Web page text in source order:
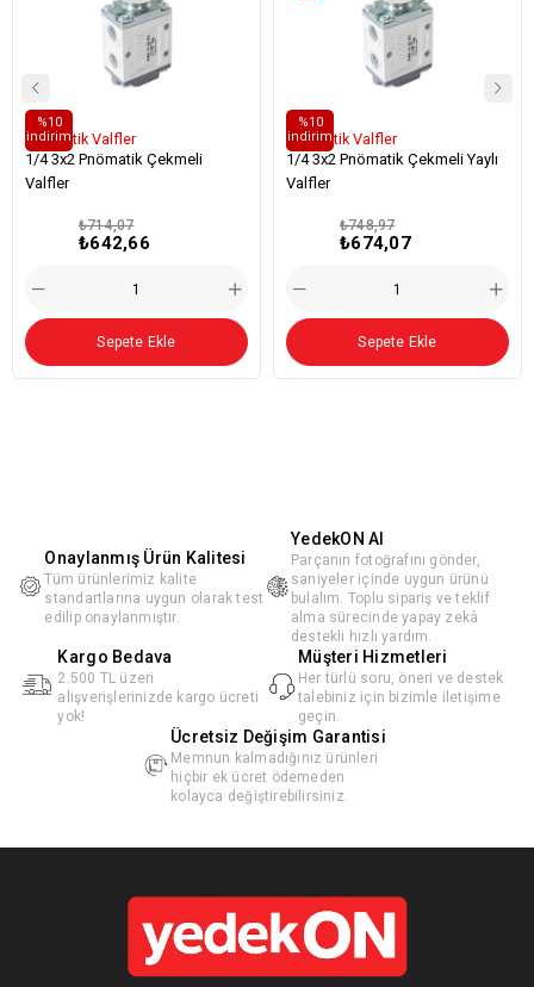
Pnömatik Valfler
1/4 3x2 Pnömatik Çekmeli
Valfler
₺642,66
₺714,07
%10
i̇ndirim
Sepete Ekle
Pnömatik Valfler
1/4 3x2 Pnömatik Çekmeli Yaylı
Valfler
₺674,07
₺748,97
%10
i̇ndirim
Sepete Ekle
Onaylanmış Ürün Kalitesi
Tüm ürünlerimiz kalite
standartlarına uygun olarak test
edilip onaylanmıştır.
YedekON AI
Parçanın fotoğrafını gönder,
saniyeler içinde uygun ürünü
bulalım. Toplu sipariş ve teklif
alma sürecinde yapay zekâ
destekli hızlı yardım.
Kargo Bedava
2.500 TL üzeri
alışverişlerinizde kargo ücreti
yok!
Müşteri Hizmetleri
Her türlü soru, öneri ve destek
talebiniz için bizimle iletişime
geçin.
Ücretsiz Değişim Garantisi
Memnun kalmadığınız ürünleri
hiçbir ek ücret ödemeden
kolayca değiştirebilirsiniz.